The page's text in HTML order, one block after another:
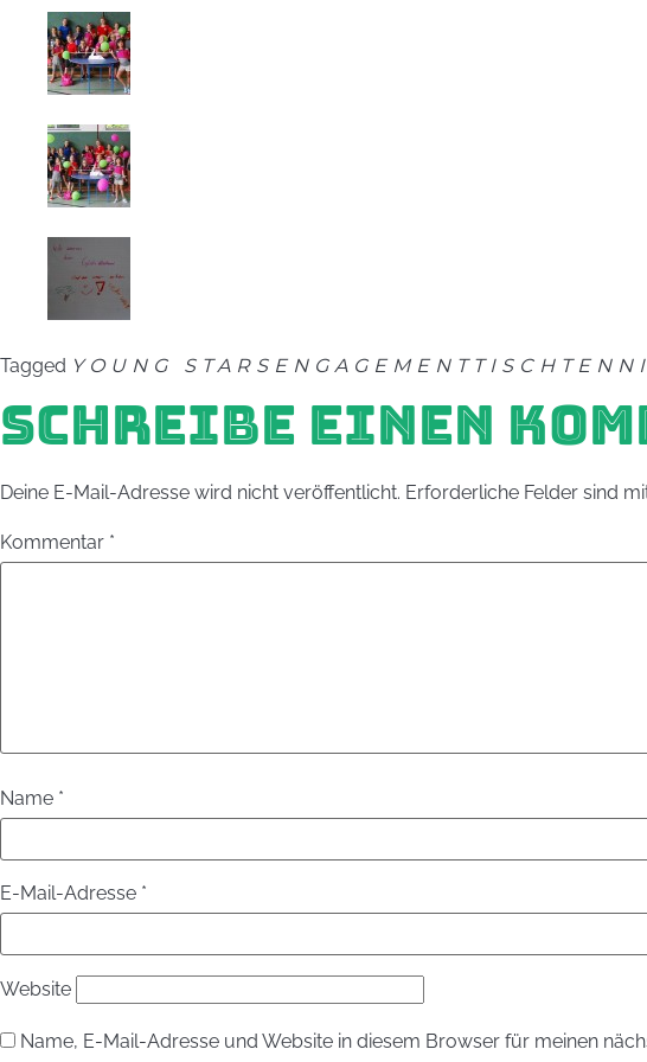
Tagged YOUNG STARS ENGAGEMENT
SCHREIBE EINEN
Deine E-Mail-Adresse wird nicht veröffentlicht. Erforderliche Felder sind
Kommentar *
Name *
E-Mail-Adresse *
Website
Name, E-Mail-Adresse und Website in diesem Browser für meinen